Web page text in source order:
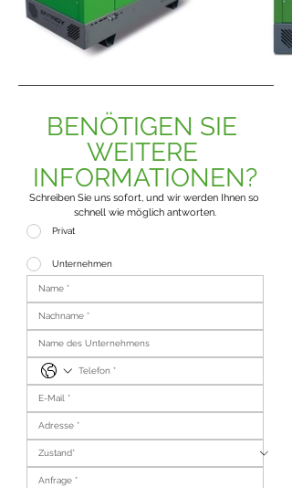
BENÖTIGEN SIE
WEITERE
INFORMATIONEN?
Schreiben Sie uns sofort, und wir werden Ihnen so
schnell wie möglich antworten.
Privat
Unternehmen